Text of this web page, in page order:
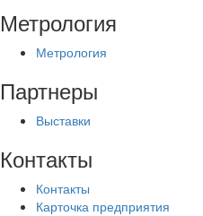
Метрология
Метрология
Партнеры
Выставки
Контакты
Контакты
Карточка предприятия